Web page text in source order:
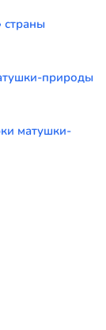
страны
природы
матушки-